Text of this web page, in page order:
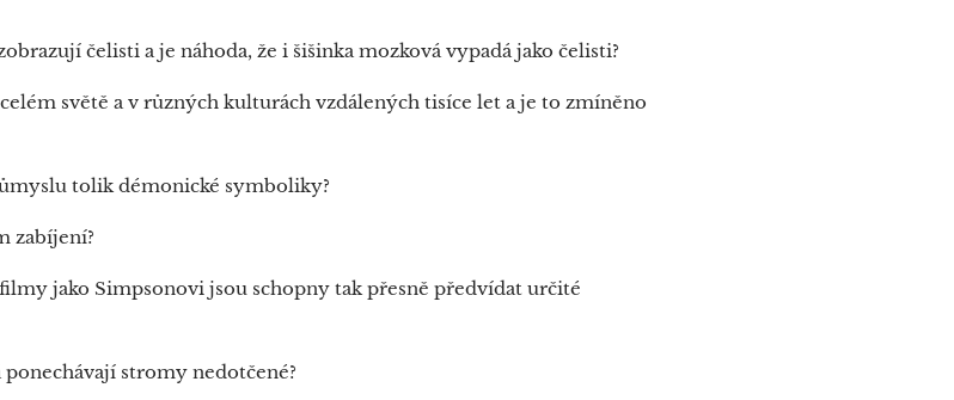
čelisti a je náhoda, že i šišinka mozková vypadá jako čelisti?
světě a v různých kulturách vzdálených tisíce let a je to zmíněno
tolik démonické symboliky?
zabíjení?
jako Simpsonovi jsou schopny tak přesně předvídat určité
stromy nedotčené?